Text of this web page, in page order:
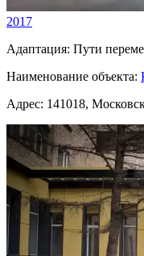
2017
Адаптация: Пути
Наименование объекта:
Адрес: 141018,